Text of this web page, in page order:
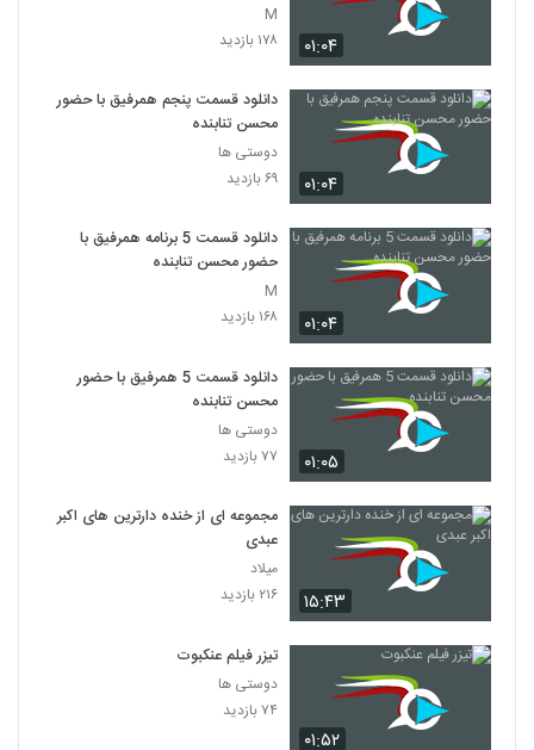
۰۱:۰۴
M
۱۷۸ بازدید
۰۱:۰۴
دانلود قسمت پنجم همرفیق با حضور
محسن تنابنده
دوستی ها
۶۹ بازدید
۰۱:۰۴
دانلود قسمت 5 برنامه همرفیق با
حضور محسن تنابنده
M
۱۶۸ بازدید
۰۱:۰۵
دانلود قسمت 5 همرفیق با حضور
محسن تنابنده
دوستی ها
۷۷ بازدید
۱۵:۴۳
مجموعه ای از خنده دارترین های اکبر
عبدی
میلاد
۲۱۶ بازدید
۰۱:۵۲
تیزر فیلم عنکبوت
دوستی ها
۷۴ بازدید